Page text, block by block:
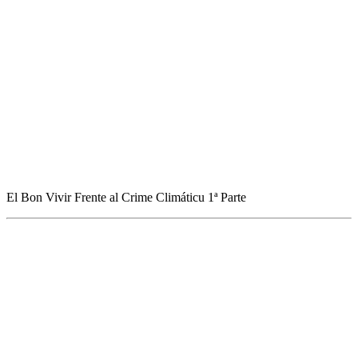
El Bon Vivir Frente al Crime Climáticu 1ª Parte